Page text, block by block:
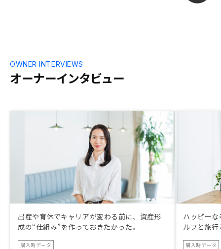
オーナーインタビュー
OWNER INTERVIEWS
出産や育休でキャリアが変わる前に、資産形
成の“仕組み”を作っておきたかった。
購入時データ
ハッピー
ルフと旅
購入時データ